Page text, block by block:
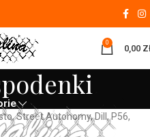
0
0,00
Street Autonomy, Dill, P56,